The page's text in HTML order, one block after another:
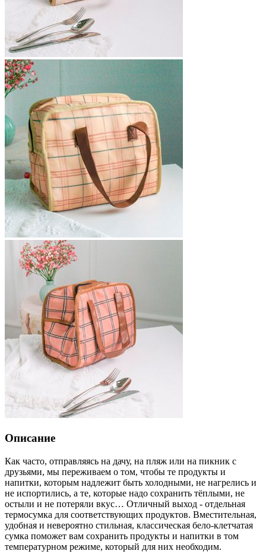
Описание
Как часто, отправляясь на дачу, на пляж или на пикник с
друзьями, мы переживаем о том, чтобы те продукты и
напитки, которым надлежит быть холодными, не нагрелись и
не испортились, а те, которые надо сохранить тёплыми, не
остыли и не потеряли вкус… Отличный выход - отдельная
термосумка для соответствующих продуктов. Вместительная,
удобная и невероятно стильная, классическая бело-клетчатая
сумка поможет вам сохранить продукты и напитки в том
температурном режиме, который для них необходим.